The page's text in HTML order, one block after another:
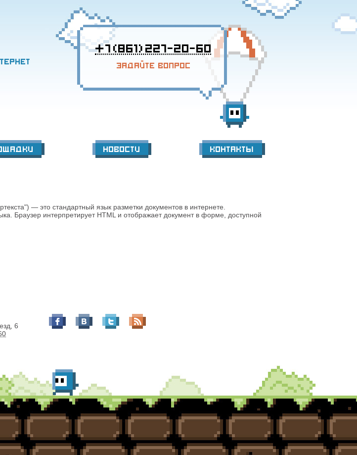
+7 (861) 227-20-60
Задайте вопрос
Новости Контакты
— это стандартный язык разметки документов в интернете.
Браузер интерпретирует HTML и отображает документ в форме, доступной
6